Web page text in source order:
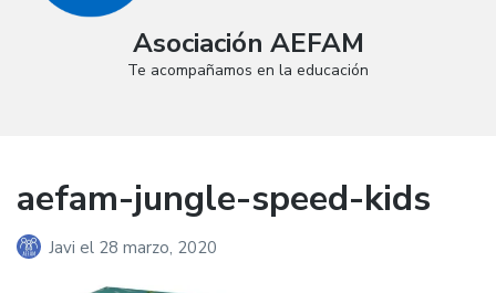
Asociación AEFAM
Te acompañamos en la educación
aefam-jungle-speed-kids
Javi el 28 marzo, 2020